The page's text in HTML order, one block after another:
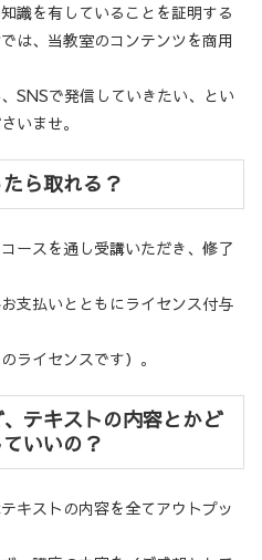
識を有していることを証明する
は、当教室のコンテンツを商用
SNSで発信していきたい、とい
いませ。
ら取れる？
ースを通し受講いただき、修了
支払いとともにライセンス付与
ライセンスです）。
テキストの内容とかど
いいの？
キストの内容を全てアウトプッ